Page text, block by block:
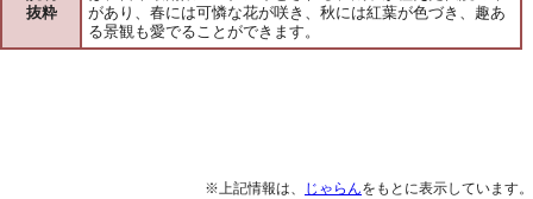
抜粋
があり、春には可憐な花が咲き、秋には紅葉が色づき、趣あ
る景観も愛でることができます。
※上記情報は、 じゃらんをもとに表示しています。